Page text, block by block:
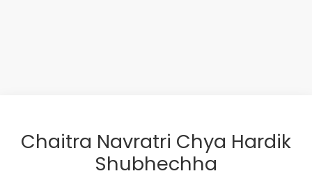
Chaitra Navratri Chya Hardik
Shubhechha